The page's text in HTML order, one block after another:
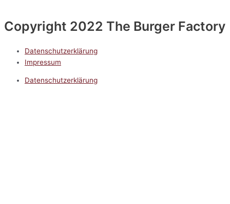
Copyright 2022 The Burger Factory
Datenschutzerklärung
Impressum
Datenschutzerklärung